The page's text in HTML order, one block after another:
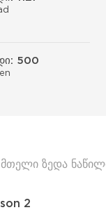
500
მთელი ზედა
2